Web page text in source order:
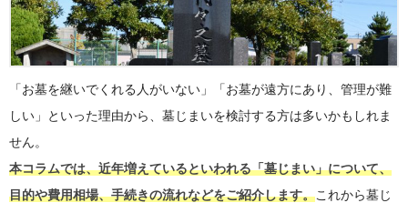
「お墓を継いでくれる人がいない」「お墓が遠方にあり、管理が難
しい」といった理由から、墓じまいを検討する方は多いかもしれま
せん。
本コラムでは、近年増えているといわれる「墓じまい」について、
目的や費用相場、手続きの流れなどをご紹介します。これから墓じ